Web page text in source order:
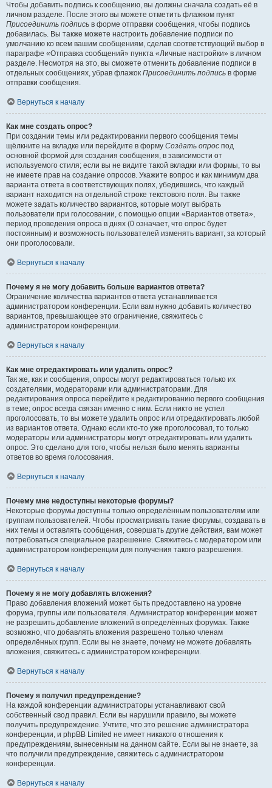
Чтобы добавить подпись к сообщению, вы должны сначала создать её в
личном разделе. После этого вы можете отметить флажком пункт
Присоединить подпись в форме отправки сообщения, чтобы подпись
добавилась. Вы также можете настроить добавление подписи по
умолчанию ко всем вашим сообщениям, сделав соответствующий выбор в
параграфе «Отправка сообщений» пункта «Личные настройки» в личном
разделе. Несмотря на это, вы сможете отменить добавление подписи в
отдельных сообщениях, убрав флажок Присоединить подпись в форме
отправки сообщения.
Вернуться к началу
Как мне создать опрос?
При создании темы или редактировании первого сообщения темы
щёлкните на вкладке или перейдите в форму Создать опрос под
основной формой для создания сообщения, в зависимости от
используемого стиля; если вы не видите такой вкладки или формы, то вы
не имеете прав на создание опросов. Укажите вопрос и как минимум два
варианта ответа в соответствующих полях, убедившись, что каждый
вариант находится на отдельной строке текстового поля. Вы также
можете задать количество вариантов, которые могут выбрать
пользователи при голосовании, с помощью опции «Вариантов ответа»,
период проведения опроса в днях (0 означает, что опрос будет
постоянным) и возможность пользователей изменять вариант, за который
они проголосовали.
Вернуться к началу
Почему я не могу добавить больше вариантов ответа?
Ограничение количества вариантов ответа устанавливается
администратором конференции. Если вам нужно добавить количество
вариантов, превышающее это ограничение, свяжитесь с
администратором конференции.
Вернуться к началу
Как мне отредактировать или удалить опрос?
Так же, как и сообщения, опросы могут редактироваться только их
создателями, модераторами или администраторами. Для
редактирования опроса перейдите к редактированию первого сообщения
в теме; опрос всегда связан именно с ним. Если никто не успел
проголосовать, то вы можете удалить опрос или отредактировать любой
из вариантов ответа. Однако если кто-то уже проголосовал, то только
модераторы или администраторы могут отредактировать или удалить
опрос. Это сделано для того, чтобы нельзя было менять варианты
ответов во время голосования.
Вернуться к началу
Почему мне недоступны некоторые форумы?
Некоторые форумы доступны только определённым пользователям или
группам пользователей. Чтобы просматривать такие форумы, создавать в
них темы и оставлять сообщения, совершать другие действия, вам может
потребоваться специальное разрешение. Свяжитесь с модератором или
администратором конференции для получения такого разрешения.
Вернуться к началу
Почему я не могу добавлять вложения?
Право добавления вложений может быть предоставлено на уровне
форума, группы или пользователя. Администратор конференции может
не разрешить добавление вложений в определённых форумах. Также
возможно, что добавлять вложения разрешено только членам
определённых групп. Если вы не знаете, почему не можете добавлять
вложения, свяжитесь с администратором конференции.
Вернуться к началу
Почему я получил предупреждение?
На каждой конференции администраторы устанавливают свой
собственный свод правил. Если вы нарушили правило, вы можете
получить предупреждение. Учтите, что это решение администратора
конференции, и phpBB Limited не имеет никакого отношения к
предупреждениям, вынесенным на данном сайте. Если вы не знаете, за
что получили предупреждение, свяжитесь с администратором
конференции.
Вернуться к началу